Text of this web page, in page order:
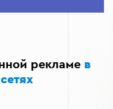
расходы
рекламе в